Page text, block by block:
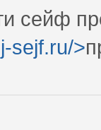
сейф
sejf.ru/>